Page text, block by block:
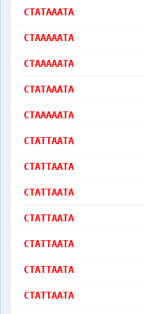
CTATAAATA
CTAAAAATA
CTAAAAATA
CTATAAATA
CTAAAAATA
CTATTAATA
CTATTAATA
CTATTAATA
CTATTAATA
CTATTAATA
CTATTAATA
CTATTAATA